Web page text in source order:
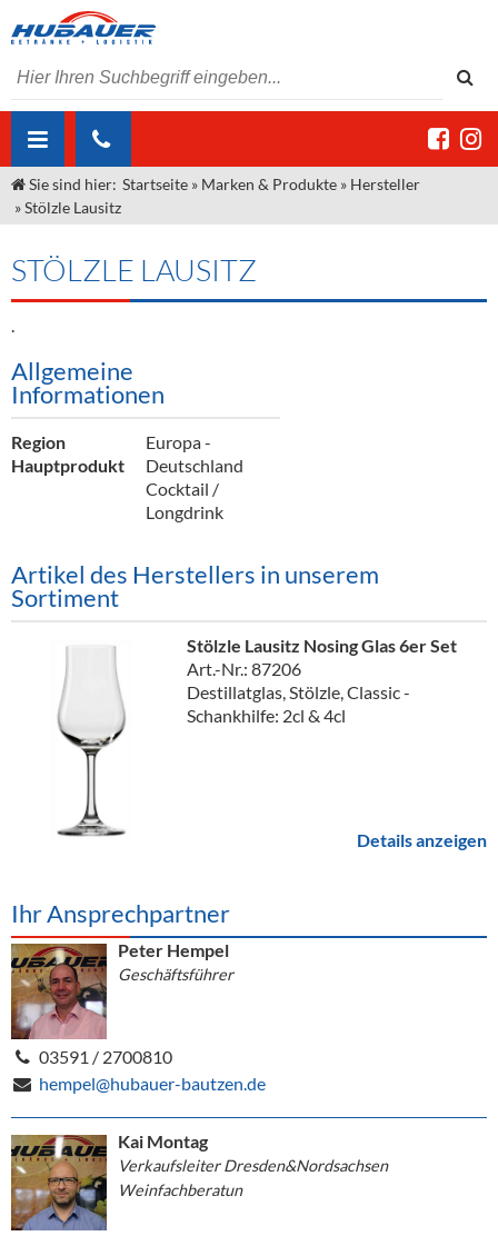
ÜBER UNS
Unser Liefergebiet
Kontakt
Angebote Gastronomie & Großhandel
Großhandel
"DroughtMaster"
Neuigkeiten
Termine
MARKEN & PRODUKTE
Sirup
Spirituosen
Bier
Alkoholfreie Getränke
Kaffee
Barzubehör
Equipment
Verpackung
Kommisionskauf & Lieferbedingungen
Fremddienstleistungen
Sie sind hier: Startseite » Marken & Produkte » Hersteller
»Stölzle Lausitz
STÖLZLE LAUSITZ
.
Allgemeine
Informationen
Region
Europa -
Deutschland
Hauptprodukt
Cocktail /
Longdrink
Artikel des Herstellers in unserem
Sortiment
Stölzle Lausitz Nosing Glas 6er Set
Art.-Nr.: 87206
Destillatglas, Stölzle, Classic -
Schankhilfe: 2cl & 4cl
Details anzeigen
Ihr Ansprechpartner
Peter Hempel
Geschäftsführer
03591 / 2700810
hempel@hubauer-bautzen.de
Kai Montag
Verkaufsleiter Dresden&Nordsachsen
Weinfachberatun